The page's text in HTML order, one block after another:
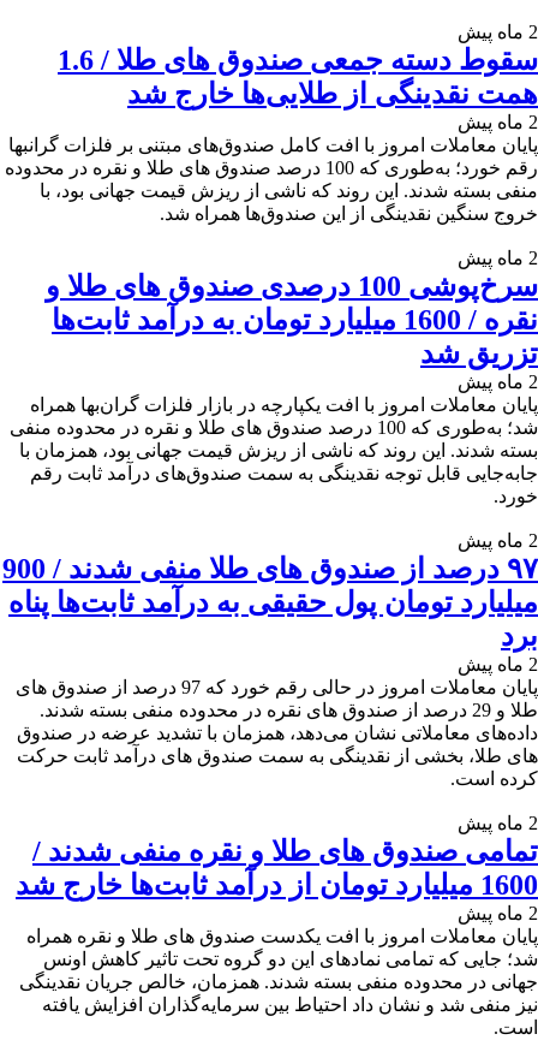
2 ماه پیش
سقوط دسته جمعی صندوق های طلا / 1.6
همت نقدینگی از طلایی‌ها خارج شد
2 ماه پیش
پایان معاملات امروز با افت کامل صندوق‌های مبتنی بر فلزات گرانبها
رقم خورد؛ به‌طوری که 100 درصد صندوق های طلا و نقره در محدوده
منفی بسته شدند. این روند که ناشی از ریزش قیمت جهانی بود، با
خروج سنگین نقدینگی از این صندوق‌ها همراه شد.
2 ماه پیش
سرخ‌پوشی 100 درصدی صندوق های طلا و
نقره / 1600 میلیارد تومان به درآمد ثابت‌ها
تزریق شد
2 ماه پیش
پایان معاملات امروز با افت یکپارچه در بازار فلزات گران‌بها همراه
شد؛ به‌طوری که 100 درصد صندوق های طلا و نقره در محدوده منفی
بسته شدند. این روند که ناشی از ریزش قیمت جهانی بود، همزمان با
جابه‌جایی قابل توجه نقدینگی به سمت صندوق‌های درآمد ثابت رقم
خورد.
2 ماه پیش
۹۷ درصد از صندوق های طلا منفی شدند / 900
میلیارد تومان پول حقیقی به درآمد ثابت‌ها پناه
برد
2 ماه پیش
پایان معاملات امروز در حالی رقم خورد که 97 درصد از صندوق های
طلا و 29 درصد از صندوق های نقره در محدوده منفی بسته شدند.
داده‌های معاملاتی نشان می‌دهد، همزمان با تشدید عرضه در صندوق
های طلا، بخشی از نقدینگی به سمت صندوق های درآمد ثابت حرکت
کرده است.
2 ماه پیش
تمامی صندوق های طلا و نقره منفی شدند /
1600 میلیارد تومان از درآمد ثابت‌ها خارج شد
2 ماه پیش
پایان معاملات امروز با افت یکدست صندوق های طلا و نقره همراه
شد؛ جایی که تمامی نمادهای این دو گروه تحت تاثیر کاهش اونس
جهانی در محدوده منفی بسته شدند. همزمان، خالص جریان نقدینگی
نیز منفی شد و نشان داد احتیاط بین سرمایه‌گذاران افزایش یافته
است.